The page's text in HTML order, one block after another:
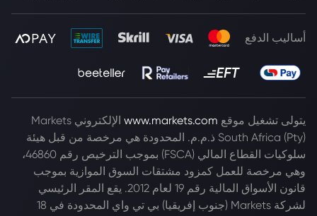
أساليب الدفع
يتولى تشغيل موقع www.markets.com
الإلكتروني Markets
South Africa (Pty) ذ.م.م. المحدودة هي مرخصة من قبل هيئة
سلوكيات القطاع المالي (FSCA) بموجب الترخيص رقم 46860،
وهي مرخصة للعمل كمزود مشتقات السوق الموازية بموجب
قانون الأسواق المالية رقم 19 لعام 2012. يقع المقر الرئيسي
لشركة Markets (جنوب إفريقيا) بي تي واي المحدودة في 18